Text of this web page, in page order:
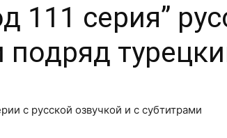
111 серия”
подряд
с русской озвучкой и с субтитрами